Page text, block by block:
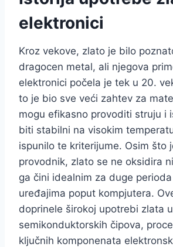
elektronici
Kroz vekove, zlato je bilo
dragocen metal, ali njegova
elektronici počela je tek u 20.
to je bio sve veći zahtev za
mogu efikasno provoditi struju i
biti stabilni na visokim
ispunilo te kriterijume. Osim što
provodnik, zlato se ne oksidira
ga čini idealnim za duge
uređajima poput kompjutera.
doprinele širokoj upotrebi zlata
semikonduktorskih čipova,
ključnih komponenata